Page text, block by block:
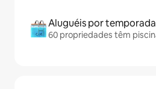
Aluguéis por
60 propriedades têm